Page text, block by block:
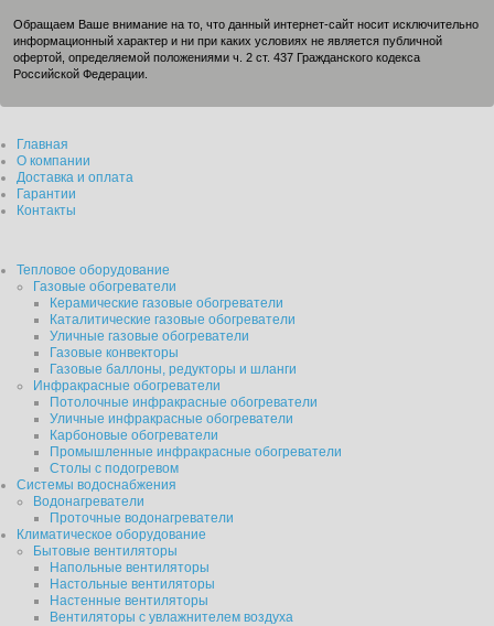
Обращаем Ваше внимание на то, что данный интернет-сайт носит исключительно
информационный характер и ни при каких условиях не является публичной
офертой, определяемой положениями ч. 2 ст. 437 Гражданского кодекса
Российской Федерации.
Главная
О компании
Доставка и оплата
Гарантии
Контакты
Тепловое оборудование
Газовые обогреватели
Керамические газовые обогреватели
Каталитические газовые обогреватели
Уличные газовые обогреватели
Газовые конвекторы
Газовые баллоны, редукторы и шланги
Инфракрасные обогреватели
Потолочные инфракрасные обогреватели
Уличные инфракрасные обогреватели
Карбоновые обогреватели
Промышленные инфракрасные обогреватели
Столы с подогревом
Системы водоснабжения
Водонагреватели
Проточные водонагреватели
Климатическое оборудование
Бытовые вентиляторы
Напольные вентиляторы
Настольные вентиляторы
Настенные вентиляторы
Вентиляторы с увлажнителем воздуха